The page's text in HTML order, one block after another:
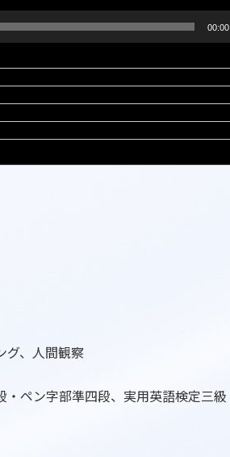
00:00
グ、人間観察
ペン字部準四段、実用英語検定三級